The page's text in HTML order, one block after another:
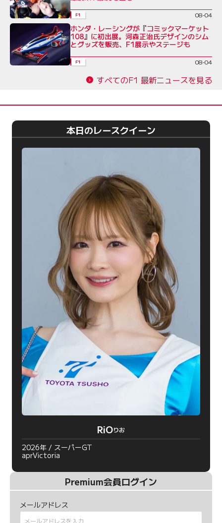
F1 08-04
ホンダ・レーシングが『コミックマーケット
108』に初出展。河森正治氏デザインのシム
とグッズを販売、F1展示やステージも
F1 08-04
すべてのF1 最新ニュースを見る
本日のレースクイーン
RiOりお
2026年 / スーパーGT
aprVictoria
Premium会員ログイン
メールアドレス